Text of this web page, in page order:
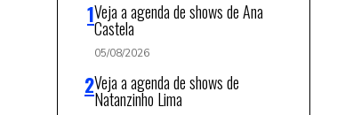
Veja a agenda de shows de Ana
Castela
05/08/2026
Veja a agenda de shows de
Natanzinho Lima